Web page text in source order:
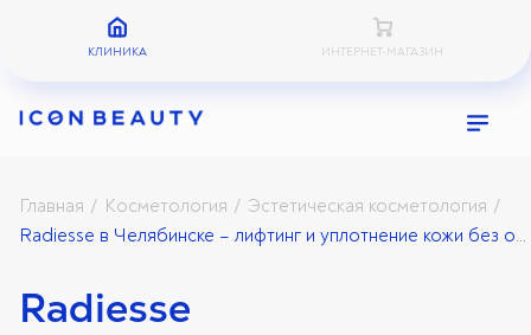
КЛИНИКА ИНТЕРНЕТ-МАГАЗИН
Главная / Косметология / Эстетическая косметология /
Radiesse в Челябинске – лифтинг и уплотнение кожи без операции
Radiesse